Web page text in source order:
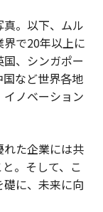
。以下、ムル
で20年以上に
、シンガポー
など世界各地
ノベーション
れた企業には共
。そして、こ
に、未来に向